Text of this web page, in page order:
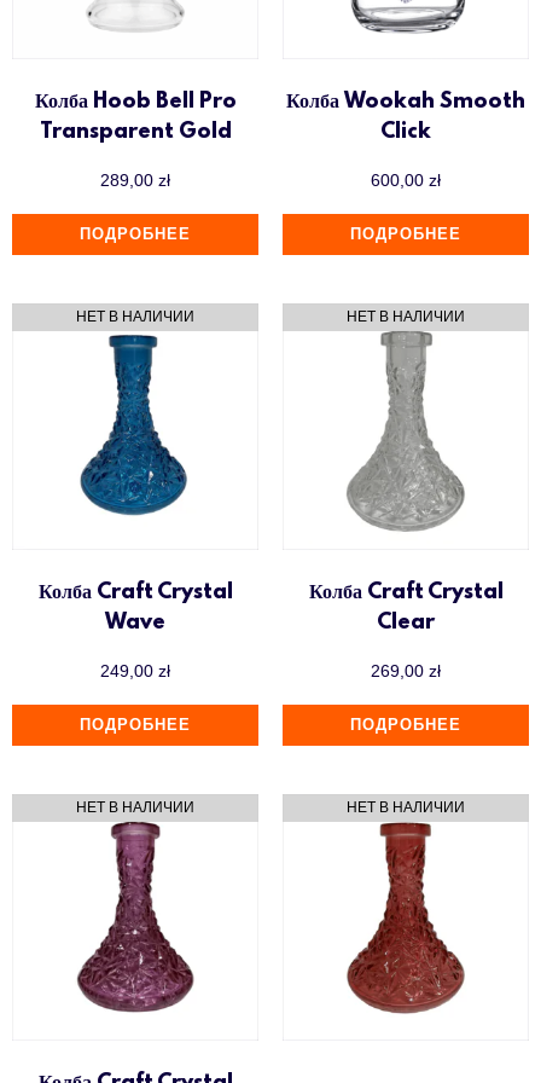
Колба Hoob Bell Pro
Transparent Gold
289,00 zł
ПОДРОБНЕЕ
Колба Wookah Smooth
Click
600,00 zł
ПОДРОБНЕЕ
Колба Craft Crystal
Wave
249,00 zł
ПОДРОБНЕЕ
Колба Craft Crystal
Clear
269,00 zł
ПОДРОБНЕЕ